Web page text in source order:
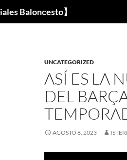
Baloncesto】
UNCATEGORIZED
ASÍ ES LA
DEL
AGOSTO 8, 2023